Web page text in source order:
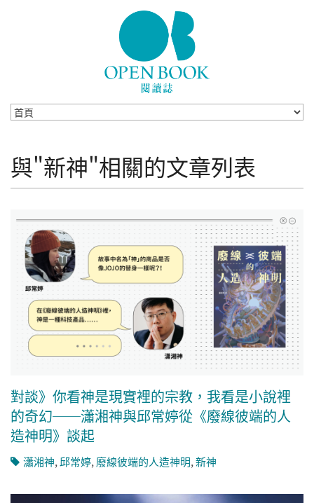
與"新神"相關的文章列表
對談》你看神是現實裡的宗教，我看是小說裡
的奇幻──瀟湘神與邱常婷從《廢線彼端的人
造神明》談起
瀟湘神,邱常婷,廢線彼端的人造神明,新神